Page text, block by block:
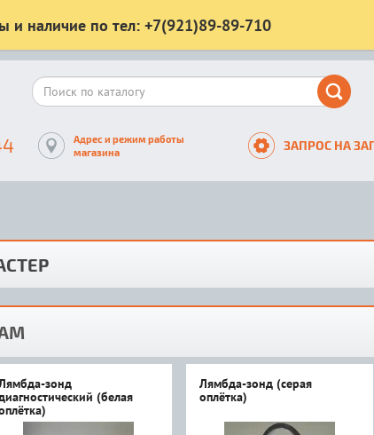
и наличие по тел: +7(921)89-89-710
Адрес и режим работы
магазина
ЗАПРОС НА
зонд
(белая
Лямбда-зонд (серая
оплётка)